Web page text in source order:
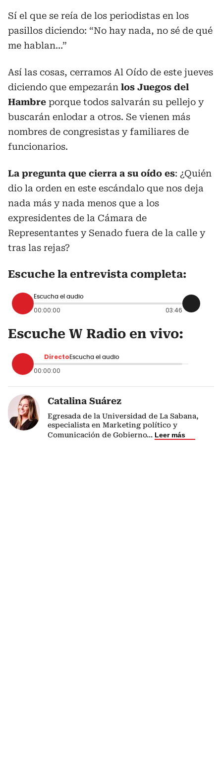
Sí el que se reía de los periodistas en los
pasillos diciendo: “No hay nada, no sé de qué
me hablan…”
Así las cosas, cerramos Al Oído de este jueves
diciendo que empezarán los Juegos del
Hambre porque todos salvarán su pellejo y
buscarán enlodar a otros. Se vienen más
nombres de congresistas y familiares de
funcionarios.
La pregunta que cierra a su oído es: ¿Quién
dio la orden en este escándalo que nos deja
nada más y nada menos que a los
expresidentes de la Cámara de
Representantes y Senado fuera de la calle y
tras las rejas?
Escuche la entrevista completa:
Escucha el audio
00:00:00 03:46
Escuche W Radio en vivo:
Directo Escucha el audio
00:00:00
Catalina Suárez
Egresada de la Universidad de La Sabana,
especialista en Marketing político y
Comunicación de Gobierno... Leer más